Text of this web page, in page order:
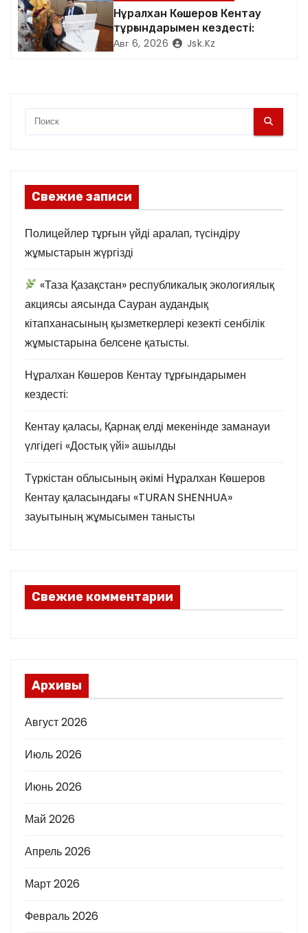
я
м
белсене қатысты.
Нұралхан Көшеров Кентау
тұрғындарымен кездесті:
Авг 6, 2026 Jsk.kz
Свежие записи
Полицейлер тұрғын үйді аралап, түсіндіру
жұмыстарын жүргізді
«Таза Қазақстан» республикалық экологиялық
акциясы аясында Сауран аудандық
кітапханасының қызметкерлері кезекті сенбілік
жұмыстарына белсене қатысты.
Нұралхан Көшеров Кентау тұрғындарымен
кездесті:
Кентау қаласы, Қарнақ елді мекенінде заманауи
үлгідегі «Достық үйі» ашылды
Түркістан облысының әкімі Нұралхан Көшеров
Кентау қаласындағы «TURAN SHENHUA»
зауытының жұмысымен танысты
Свежие комментарии
Архивы
Август 2026
Июль 2026
Июнь 2026
Май 2026
Апрель 2026
Март 2026
Февраль 2026